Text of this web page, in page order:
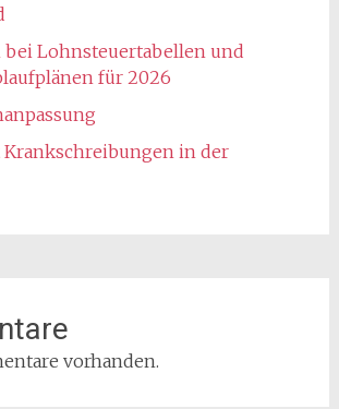
bei Lohnsteuertabellen und
für 2026
in der
vorhanden.